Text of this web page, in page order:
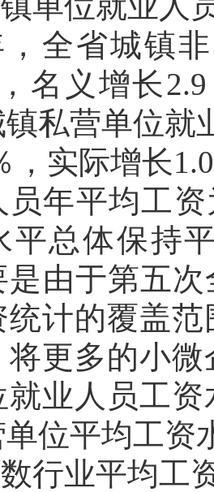
，全省城镇
名义增长
私营单位就
，实际增长
年平均工资
平总体保持
由于第五
统计的覆盖
将更多的小
就业人员工
位平均工资
行业平均工